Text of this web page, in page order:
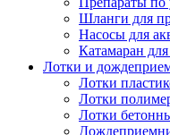
Шланги для
Насосы для
Катамаран
Лотки и
Лотки
Лотки
Лотки